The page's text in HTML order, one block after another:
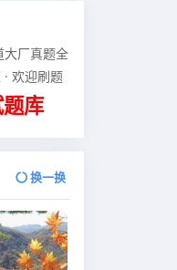
大厂真题全
欢迎刷题
库
换一换